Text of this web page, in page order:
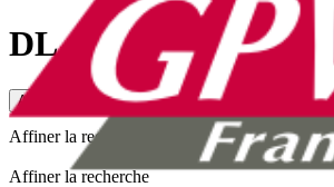
DL
Affiner la recherche
Affiner la recherche
Affiner la recherche